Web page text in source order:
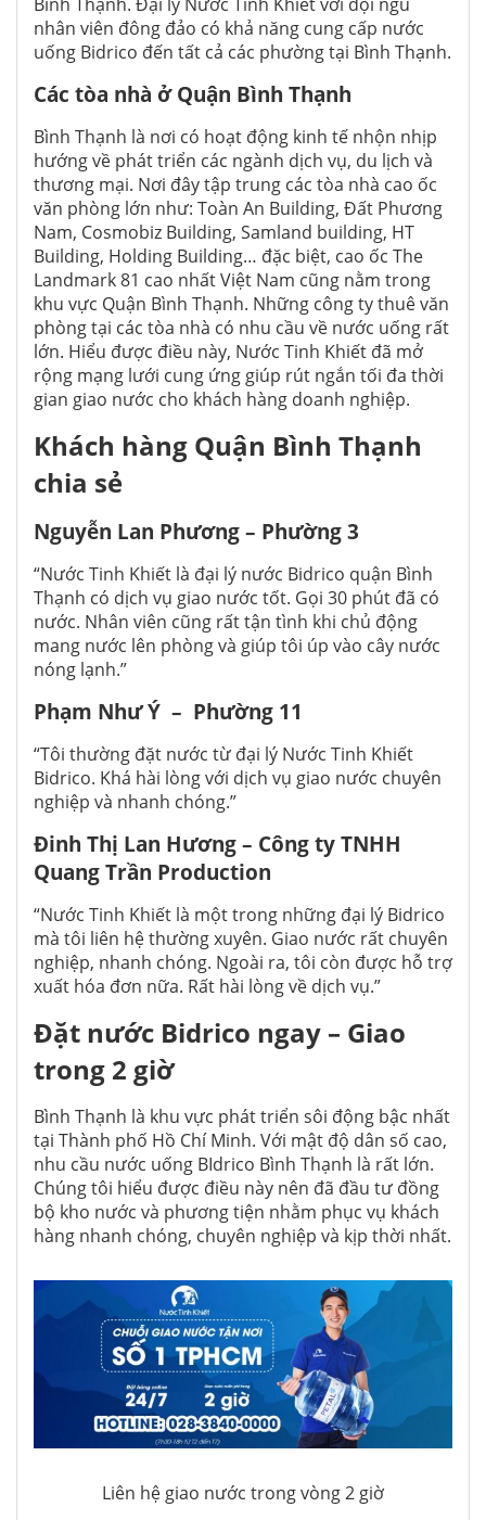
nhân viên đông đảo có khả năng cung cấp nước
uống Bidrico đến tất cả các phường tại Bình Thạnh.
Các tòa nhà ở Quận Bình Thạnh
Bình Thạnh là nơi có hoạt động kinh tế nhộn nhịp
hướng về phát triển các ngành dịch vụ, du lịch và
thương mại. Nơi đây tập trung các tòa nhà cao ốc
văn phòng lớn như: Toàn An Building, Đất Phương
Nam, Cosmobiz Building, Samland building, HT
Building, Holding Building… đặc biệt, cao ốc The
Landmark 81 cao nhất Việt Nam cũng nằm trong
khu vực Quận Bình Thạnh. Những công ty thuê văn
phòng tại các tòa nhà có nhu cầu về nước uống rất
lớn. Hiểu được điều này, Nước Tinh Khiết đã mở
rộng mạng lưới cung ứng giúp rút ngắn tối đa thời
gian giao nước cho khách hàng doanh nghiệp.
Khách hàng Quận Bình Thạnh
chia sẻ
Nguyễn Lan Phương – Phường 3
“Nước Tinh Khiết là đại lý nước Bidrico quận Bình
Thạnh có dịch vụ giao nước tốt. Gọi 30 phút đã có
nước. Nhân viên cũng rất tận tình khi chủ động
mang nước lên phòng và giúp tôi úp vào cây nước
nóng lạnh.”
Phạm Như Ý – Phường 11
“Tôi thường đặt nước từ đại lý Nước Tinh Khiết
Bidrico. Khá hài lòng với dịch vụ giao nước chuyên
nghiệp và nhanh chóng.”
Đinh Thị Lan Hương – Công ty TNHH
Quang Trần Production
“Nước Tinh Khiết là một trong những đại lý Bidrico
mà tôi liên hệ thường xuyên. Giao nước rất chuyên
nghiệp, nhanh chóng. Ngoài ra, tôi còn được hỗ trợ
xuất hóa đơn nữa. Rất hài lòng về dịch vụ.”
Đặt nước Bidrico ngay – Giao
trong 2 giờ
Bình Thạnh là khu vực phát triển sôi động bậc nhất
tại Thành phố Hồ Chí Minh. Với mật độ dân số cao,
nhu cầu nước uống BIdrico Bình Thạnh là rất lớn.
Chúng tôi hiểu được điều này nên đã đầu tư đồng
bộ kho nước và phương tiện nhằm phục vụ khách
hàng nhanh chóng, chuyên nghiệp và kịp thời nhất.
Liên hệ giao nước trong vòng 2 giờ